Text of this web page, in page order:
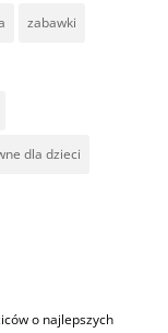
zabawki
dla dzieci
o najlepszych